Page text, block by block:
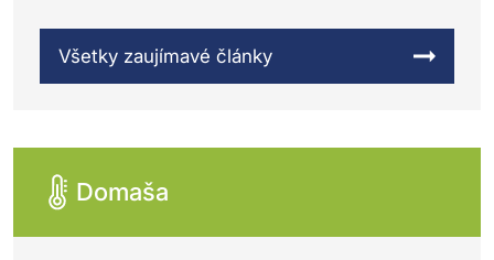
Všetky zaujímavé články
Domaša